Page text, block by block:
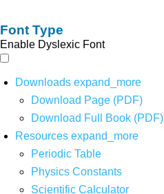
Font Type
Enable Dyslexic Font
Downloads expand_more
Download Page (PDF)
Download Full Book (PDF)
Resources expand_more
Periodic Table
Physics Constants
Scientific Calculator